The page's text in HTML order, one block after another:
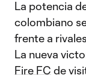
La potencia
colombiano
frente a
La nueva
Fire FC de